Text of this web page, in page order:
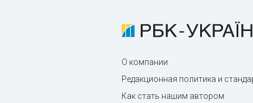
О компании
Редакционная политика и
Как стать нашим автором